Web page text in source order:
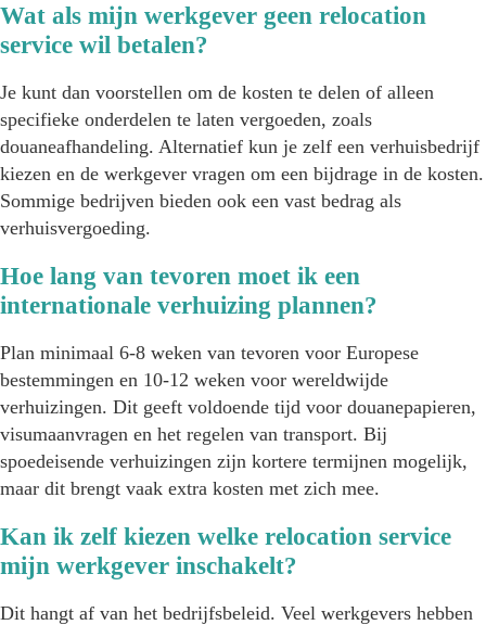
Wat als mijn werkgever geen relocation
service wil betalen?
Je kunt dan voorstellen om de kosten te delen of alleen
specifieke onderdelen te laten vergoeden, zoals
douaneafhandeling. Alternatief kun je zelf een verhuisbedrijf
kiezen en de werkgever vragen om een bijdrage in de kosten.
Sommige bedrijven bieden ook een vast bedrag als
verhuisvergoeding.
Hoe lang van tevoren moet ik een
internationale verhuizing plannen?
Plan minimaal 6-8 weken van tevoren voor Europese
bestemmingen en 10-12 weken voor wereldwijde
verhuizingen. Dit geeft voldoende tijd voor douanepapieren,
visumaanvragen en het regelen van transport. Bij
spoedeisende verhuizingen zijn kortere termijnen mogelijk,
maar dit brengt vaak extra kosten met zich mee.
Kan ik zelf kiezen welke relocation service
mijn werkgever inschakelt?
Dit hangt af van het bedrijfsbeleid. Veel werkgevers hebben